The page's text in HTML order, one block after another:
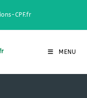
CPF.fr
MENU